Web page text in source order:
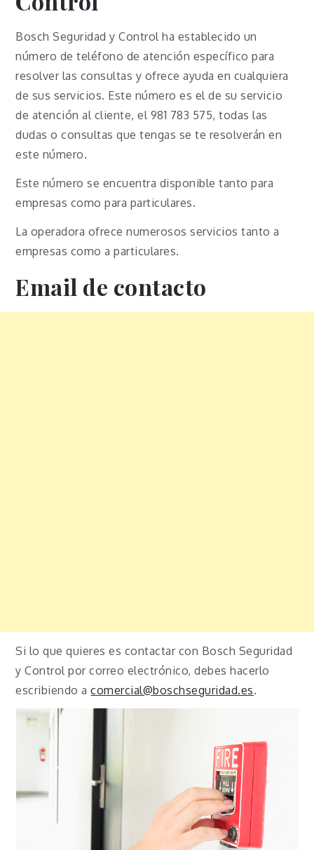
Bosch Seguridad y Control ha establecido un
número de teléfono de atención específico para
resolver las consultas y ofrece ayuda en cualquiera
de sus servicios. Este número es el de su servicio
de atención al cliente, el 981 783 575, todas las
dudas o consultas que tengas se te resolverán en
este número.
Este número se encuentra disponible tanto para
empresas como para particulares.
La operadora ofrece numerosos servicios tanto a
empresas como a particulares.
Email de contacto
Si lo que quieres es contactar con Bosch Seguridad
y Control por correo electrónico, debes hacerlo
escribiendo acomercial@boschseguridad.es.